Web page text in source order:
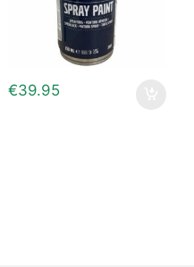
€39.95